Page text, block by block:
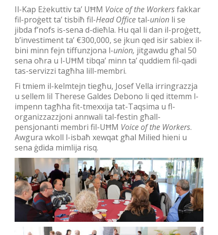
Il-Kap Eżekuttiv ta’ UĦM Voice of the Workersfakkar
fil-proġett ta’ tisbiħ fil-Head Officetal-union li se
jibda f’nofs is-sena d-dieħla. Hu qal li dan il-proġett,
b’investiment ta’ €300,000, se jkun qed isir sabiex il-
bini minn fejn tiffunzjona l-union, jitgawdu għal 50
sena oħra u l-UĦM tibqa’ minn ta’ quddiem fil-qadi
tas-servizzi tagħha lill-membri.
Fi tmiem il-kelmtejn tiegħu, Josef Vella irringrazzja
u sellem lil Therese Galdes Debono li qed ittemm l-
impenn tagħha fit-tmexxija tat-Taqsima u fl-
organizzazzjoni annwali tal-festin għall-
pensjonanti membri fil-UĦM Voice of the Workers.
Awgura wkoll l-isbaħ xewqat għal Milied hieni u
sena ġdida mimlija risq.